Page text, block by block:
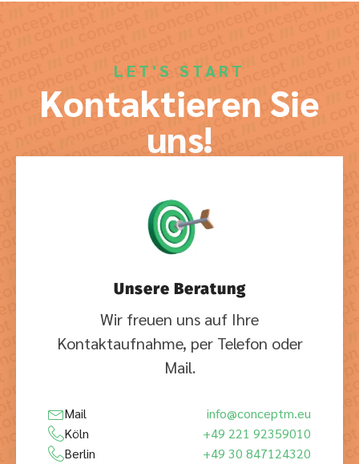
LET'S START
Kontaktieren Sie
uns!
Unsere Beratung
Wir freuen uns auf Ihre
Kontaktaufnahme, per Telefon oder
Mail.
Mail
info@conceptm.eu
Köln
+49 221 92359010
Berlin
+49 30 847124320